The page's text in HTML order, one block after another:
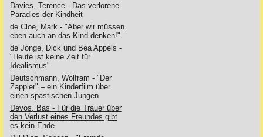
Davies, Terence - Das verlorene
Paradies der Kindheit
de Cloe, Mark - "Aber wir müssen
eben auch an das Kind denken!"
de Jonge, Dick und Bea Appels -
"Heute ist keine Zeit für
Idealismus"
Deutschmann, Wolfram - "Der
Zappler" – ein Kinderfilm über
einen spastischen Jungen
Devos, Bas - Für die Trauer über
den Verlust eines Freundes gibt
es kein Ende